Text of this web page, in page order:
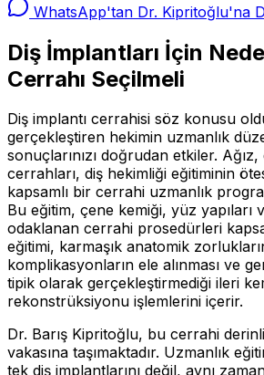
WhatsApp'tan Dr. Kipritoğlu'na
Diş İmplantları İçin
Cerrahı Seçilmeli
Diş implantı cerrahisi söz konusu
gerçekleştiren hekimin uzmanlık
sonuçlarınızı doğrudan etkiler.
cerrahları, diş hekimliği eğitiminin
kapsamlı bir cerrahi uzmanlık
Bu eğitim, çene kemiği, yüz yapıları
odaklanan cerrahi prosedürleri
eğitimi, karmaşık anatomik
komplikasyonların ele alınması ve
tipik olarak gerçekleştirmediği ileri
rekonstrüksiyonu işlemlerini içerir.
Dr. Barış Kipritoğlu, bu cerrahi
vakasına taşımaktadır. Uzmanlık
tek diş implantlarını değil, aynı